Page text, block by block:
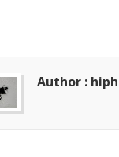
Author :